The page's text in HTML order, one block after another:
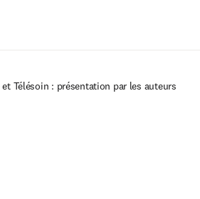
et Télésoin : présentation par les auteurs